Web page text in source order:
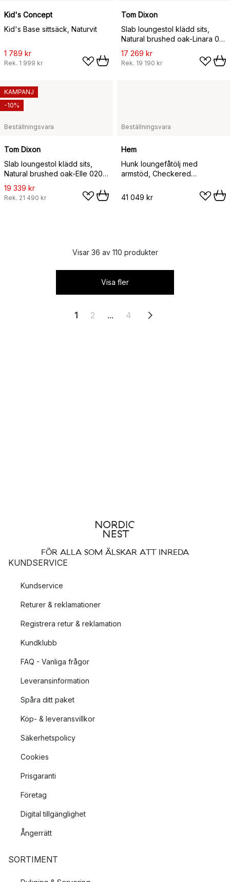
Kid's Concept
Kid's Base sittsäck, Naturvit
1 789 kr
Rek. 1 999 kr
Tom Dixon
Slab loungestol klädd sits,
Natural brushed oak-Linara 05
CMHR Cream
17 269 kr
Rek. 19 190 kr
Beställningsvara
Tom Dixon
Slab loungestol klädd sits,
Natural brushed oak-Elle 0200
CMHR Natural
19 339 kr
Rek. 21 490 kr
KAMPANJ
-10%
Beställningsvara
Hem
Hunk loungefåtölj med
armstöd, Checkered
41 049 kr
Visar 36 av 110 produkter
Visa fler
1 2 ... 4
FÖR ALLA SOM ÄLSKAR ATT INREDA
KUNDSERVICE
Kundservice
Returer & reklamationer
Registrera retur & reklamation
Kundklubb
FAQ - Vanliga frågor
Leveransinformation
Spåra ditt paket
Köp- & leveransvillkor
Säkerhetspolicy
Cookies
Prisgaranti
Företag
Digital tillgänglighet
Ångerrätt
SORTIMENT